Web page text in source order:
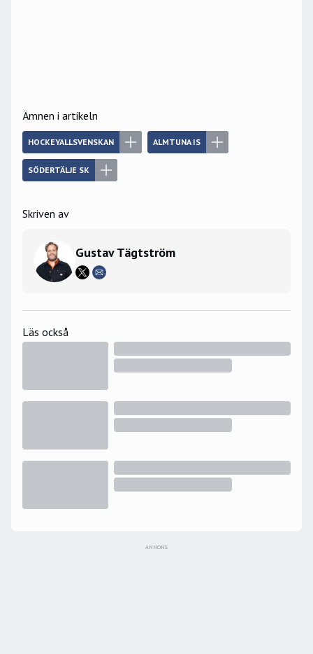
Ämnen i artikeln
HOCKEYALLSVENSKAN ALMTUNA IS
SÖDERTÄLJE SK
Skriven av
Gustav Tägtström
Läs också
ANNONS